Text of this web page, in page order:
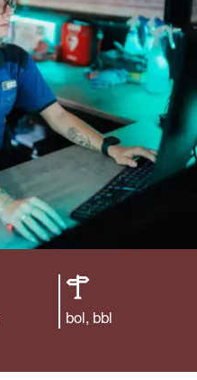
bol, bbl